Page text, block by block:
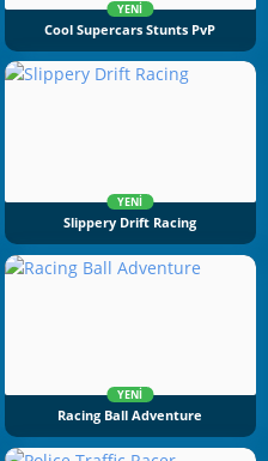
YENI
Cool Supercars Stunts PvP
YENI
Slippery Drift Racing
YENI
Racing Ball Adventure